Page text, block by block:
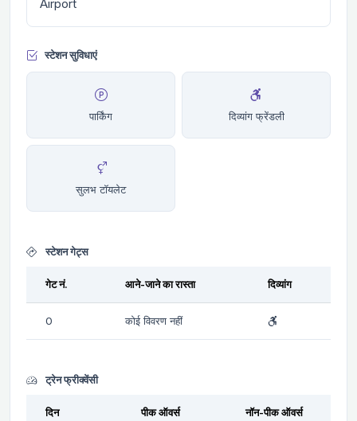
Airport
स्टेशन सुविधाएं
पार्किंग दिव्यांग फ्रेंडली
सुलभ टॉयलेट
स्टेशन गेट्स
गेट नं. आने-जाने का रास्ता दिव्यांग
0 कोई विवरण नहीं
ट्रेन फ्रीक्वेंसी
दिन पीक ऑवर्स नॉन-पीक ऑवर्स